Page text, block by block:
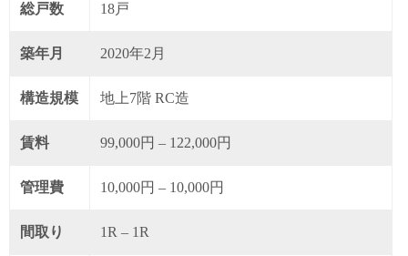
総戸数 18戸
築年月 2020年2月
構造規模 地上7階 RC造
賃料 99,000円 – 122,000円
管理費 10,000円 – 10,000円
間取り 1R – 1R